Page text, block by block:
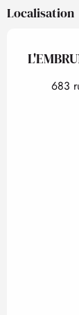
Localisation
683